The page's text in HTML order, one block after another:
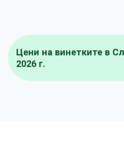
Цени на винетките в
2026 г.